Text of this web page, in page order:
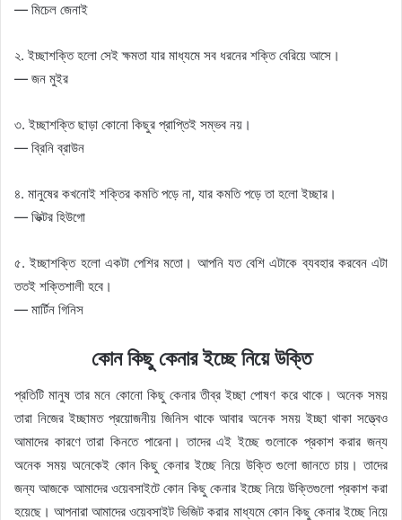
— মিচেল জেনাই
২. ইচ্ছাশক্তি হলো সেই ক্ষমতা যার মাধ্যমে সব ধরনের শক্তি বেরিয়ে আসে।
— জন মুইর
৩. ইচ্ছাশক্তি ছাড়া কোনো কিছুর প্রাপ্তিই সম্ভব নয়।
— ব্রিনি ব্রাউন
৪. মানুষের কখনোই শক্তির কমতি পড়ে না, যার কমতি পড়ে তা হলো ইচ্ছার।
— ভিক্টর হিউগো
৫. ইচ্ছাশক্তি হলো একটা পেশির মতো। আপনি যত বেশি এটাকে ব্যবহার করবেন এটা
ততই শক্তিশালী হবে।
— মার্টিন গিনিস
কোন কিছু কেনার ইচ্ছে নিয়ে উক্তি
প্রতিটি মানুষ তার মনে কোনো কিছু কেনার তীব্র ইচ্ছা পোষণ করে থাকে। অনেক সময়
তারা নিজের ইচ্ছামত প্রয়োজনীয় জিনিস থাকে আবার অনেক সময় ইচ্ছা থাকা সত্ত্বেও
আমাদের কারণে তারা কিনতে পারেনা। তাদের এই ইচ্ছে গুলোকে প্রকাশ করার জন্য
অনেক সময় অনেকেই কোন কিছু কেনার ইচ্ছে নিয়ে উক্তি গুলো জানতে চায়। তাদের
জন্য আজকে আমাদের ওয়েবসাইটে কোন কিছু কেনার ইচ্ছে নিয়ে উক্তিগুলো প্রকাশ করা
হয়েছে। আপনারা আমাদের ওয়েবসাইট ভিজিট করার মাধ্যমে কোন কিছু কেনার ইচ্ছে নিয়ে